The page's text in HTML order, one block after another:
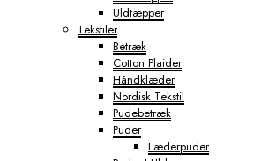
Uldtæpper
Tekstiler
Betræk
Cotton Plaider
Håndklæder
Nordisk Tekstil
Pudebetræk
Puder
Læderpuder